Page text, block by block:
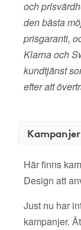
och
den bästa
prisgaranti,
Klarna och
kundtjänst
efter att
Här finns
Design att
Just nu har
kampanjer.